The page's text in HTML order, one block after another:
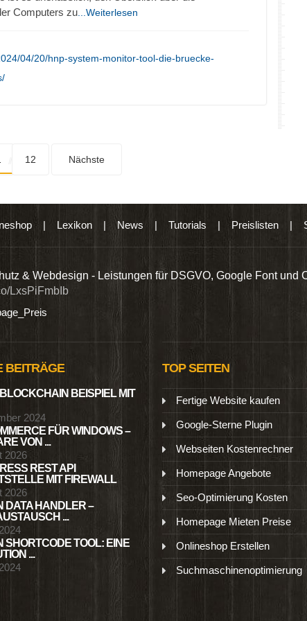
Computers zu ...Weiterlesen
04/20/hnp-system-monitor-tool-die-bruecke-
12 Nächste
| Lexikon|News | Tutorials |Preislisten|
& Webdesign - Leistungen für DSGVO, Google Font und
LxsPiFmbIb
BEITRÄGE
BEISPIEL MIT
2024
FÜR WINDOWS –
VON ...
2026
REST API
MIT FIREWALL
2026
DATA HANDLER –
...
SHORTCODE TOOL: EINE
...
TOP SEITEN
Fertige Website kaufen
Google-Sterne Plugin
Webseiten Kostenrechner
Homepage Angebote
Seo-Optimierung Kosten
Homepage Mieten Preise
Onlineshop Erstellen
Suchmaschinenoptimierung